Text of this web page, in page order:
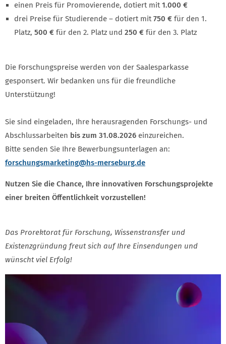
einen Preis für Promovierende, dotiert mit1.000 €
drei Preise für Studierende – dotiert mit750 € für den 1.
Platz, 500 € für den 2. Platz und 250 € für den 3. Platz
Die Forschungspreise werden von der Saalesparkasse
gesponsert. Wir bedanken uns für die freundliche
Unterstützung!
Sie sind eingeladen, Ihre herausragenden Forschungs- und
Abschlussarbeiten bis zum 31.08.2026 einzureichen.
Bitte senden Sie Ihre Bewerbungsunterlagen an:
forschungsmarketing@hs-merseburg.de
Nutzen Sie die Chance, Ihre innovativen Forschungsprojekte
einer breiten Öffentlichkeit vorzustellen!
Das Prorektorat für Forschung, Wissenstransfer und
Existenzgründung freut sich auf Ihre Einsendungen und
wünscht viel Erfolg!